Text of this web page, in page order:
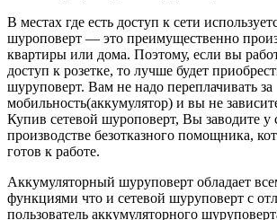
В местах где есть доступ к сети
шуроповерт — это преимущественно
квартиры или дома. Поэтому, если вы
доступ к розетке, то лучше будет
шуруповерт. Вам не надо переплачивать за
мобильность(аккумулятор) и вы не
Купив сетевой шуроповерт, Вы заводите у
производстве безотказного помощника,
готов к работе.
Аккумуляторный шуруповерт обладает
функциями что и сетевой шуруповерт с
пользователь аккумуляторного